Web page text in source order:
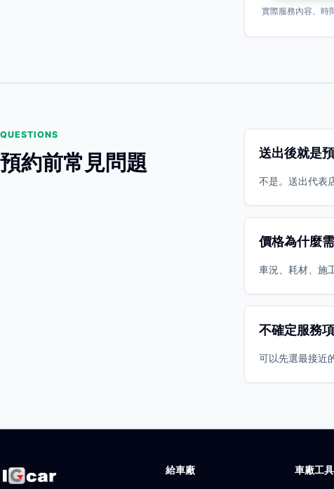
實際服務內容、時
QUESTIONS
預約前常見問題 送出後就是
不是。送出代表
價格為什麼
車況、耗材、施
不確定服務
可以先選最接近
給車廠 車廠工具